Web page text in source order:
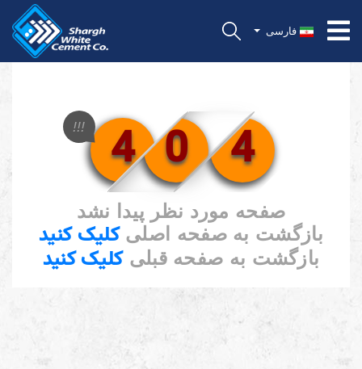
فارسی
4 0 4
!!!
صفحه مورد نظر پیدا نشد
بازگشت به صفحه اصلیکلیک کنید
بازگشت به صفحه قبلیکلیک کنید